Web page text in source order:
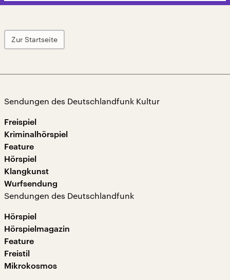
Zur Startseite
Sendungen des Deutschlandfunk Kultur
Freispiel
Kriminalhörspiel
Feature
Hörspiel
Klangkunst
Wurfsendung
Sendungen des Deutschlandfunk
Hörspiel
Hörspielmagazin
Feature
Freistil
Mikrokosmos